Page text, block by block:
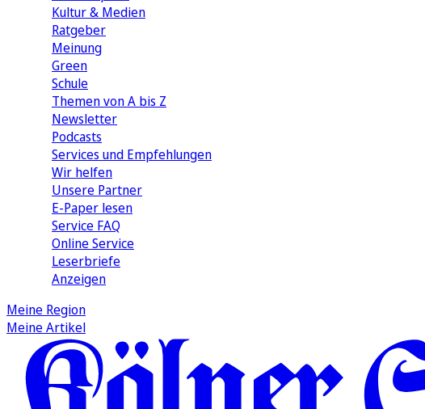
Kultur & Medien
Ratgeber
Meinung
Green
Schule
Themen von A bis Z
Newsletter
Podcasts
Services und Empfehlungen
Wir helfen
Unsere Partner
E-Paper lesen
Service FAQ
Online Service
Leserbriefe
Anzeigen
Meine Region
Meine Artikel